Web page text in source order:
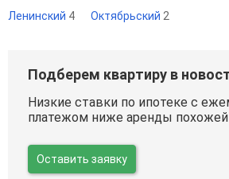
Ленинский 4 Октябрьский 2
Подберем квартиру в
Низкие ставки по ипотеке с
платежом ниже аренды
Оставить заявку